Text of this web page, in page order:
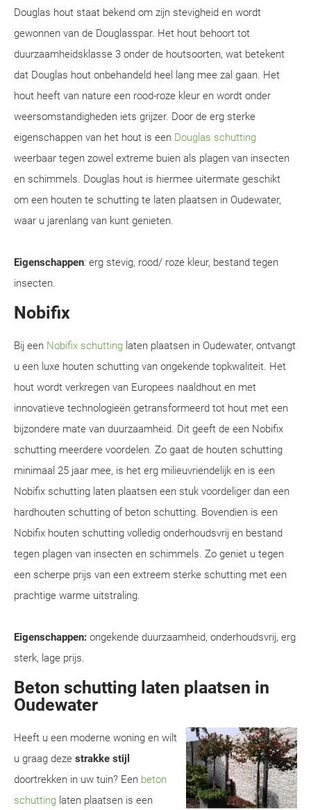
Douglas hout staat bekend om zijn stevigheid en wordt
gewonnen van de Douglasspar. Het hout behoort tot
duurzaamheidsklasse 3 onder de houtsoorten, wat betekent
dat Douglas hout onbehandeld heel lang mee zal gaan. Het
hout heeft van nature een rood-roze kleur en wordt onder
weersomstandigheden iets grijzer. Door de erg sterke
eigenschappen van het hout is een Douglas schutting
weerbaar tegen zowel extreme buien als plagen van insecten
en schimmels. Douglas hout is hiermee uitermate geschikt
om een houten te schutting te laten plaatsen in Oudewater,
waar u jarenlang van kunt genieten.
Eigenschappen: erg stevig, rood/ roze kleur, bestand tegen
insecten.
Nobifix
Bij een Nobifix schutting laten plaatsen in Oudewater, ontvangt
u een luxe houten schutting van ongekende topkwaliteit. Het
hout wordt verkregen van Europees naaldhout en met
innovatieve technologieën getransformeerd tot hout met een
bijzondere mate van duurzaamheid. Dit geeft de een Nobifix
schutting meerdere voordelen. Zo gaat de houten schutting
minimaal 25 jaar mee, is het erg milieuvriendelijk en is een
Nobifix schutting laten plaatsen een stuk voordeliger dan een
hardhouten schutting of beton schutting. Bovendien is een
Nobifix houten schutting volledig onderhoudsvrij en bestand
tegen plagen van insecten en schimmels. Zo geniet u tegen
een scherpe prijs van een extreem sterke schutting met een
prachtige warme uitstraling.
Eigenschappen: ongekende duurzaamheid, onderhoudsvrij, erg
sterk, lage prijs.
Beton schutting laten plaatsen in
Oudewater
Heeft u een moderne woning en wilt
u graag deze strakke stijl
doortrekken in uw tuin? Een beton
schutting laten plaatsen is een